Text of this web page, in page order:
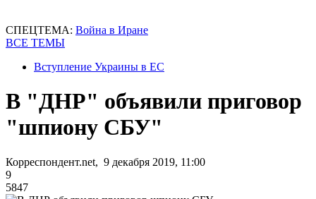
СПЕЦТЕМА: Война в Иране
ВСЕ ТЕМЫ
Вступление Украины в ЕС
В "ДНР" объявили приговор
"шпиону СБУ"
Корреспондент.net, 9 декабря 2019, 11:00
9
5847